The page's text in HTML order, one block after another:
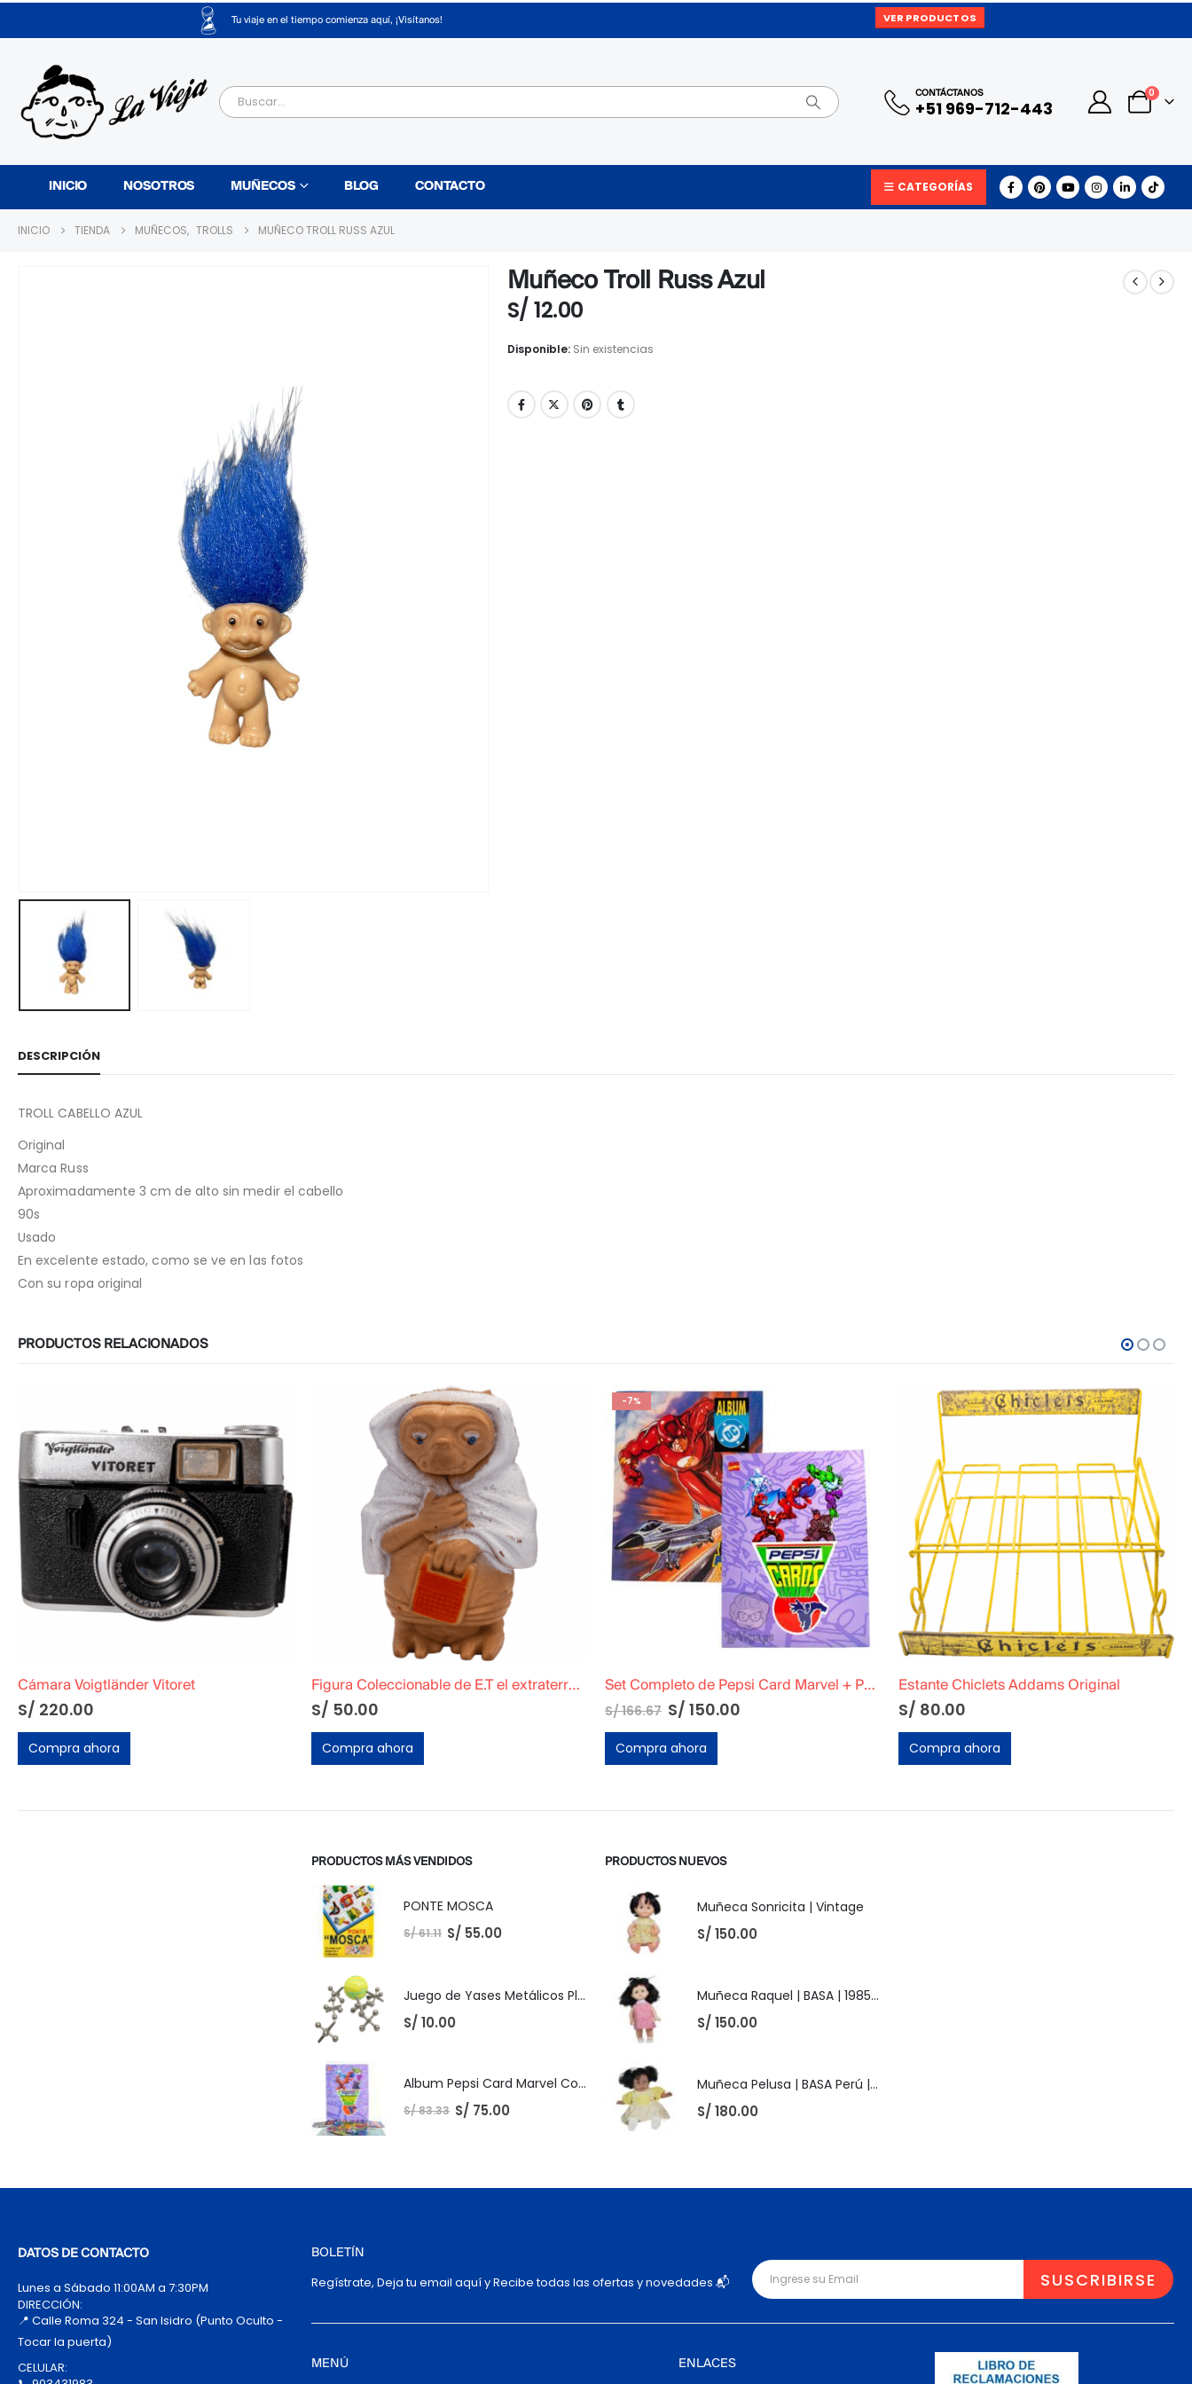
Tu viaje en el tiempo comienza aquí, ¡Visítanos! VER PRODUCTOS
CONTÁCTANOS
+51 969-712-443
0
INICIO NOSOTROS MUÑECOS BLOG CONTACTO CATEGORÍAS
INICIO TIENDA MUÑECOS, TROLLS MUÑECO TROLL RUSS AZUL
Muñeco Troll Russ Azul
S/ 12.00
Disponible: Sin existencias
DESCRIPCIÓN
TROLL CABELLO AZUL
Original
Marca Russ
Aproximadamente 3 cm de alto sin medir el cabello
90s
Usado
En excelente estado, como se ve en las fotos
Con su ropa original
PRODUCTOS RELACIONADOS
S/ 50.00
Compra ahora
Set Completo de Pepsi Card Marvel + Pepsi Card DC + Micas + Todas las cards
S/166.67 S/
Compra ahora
Estante Chiclets Addams Original
S/80.00
Compra ahora
Kodak Brownie Holidays
S/ 90.00
Compra ahora
PRODUCTOS MÁS VENDIDOS
PONTE MOSCA
S/61.11 S/ 55.00
Juego de Yases Metálicos Plomos 6 Unidades + Pelota de Goma (En Bolsita Lista para Regalar)
S/ 10.00
Album Pepsi Card Marvel Completo
S/83.33 S/ 75.00
PRODUCTOS NUEVOS
Muñeca Sonricita | Vintage
S/ 150.00
Muñeca Raquel | BASA | 1985 | Vintage
S/ 150.00
Muñeca Pelusa | BASA Perú | Años 80 | Original
S/ 180.00
DATOS DE CONTACTO
Lunes a Sábado 11:00AM a 7:30PM
DIRECCIÓN:
📍 Calle Roma 324 - San Isidro (Punto Oculto -
Tocar la puerta)
CELULAR:
BOLETÍN
Regístrate, Deja tu email aquí y Recibe todas las ofertas y novedades 📬
MENÚ ENLACES